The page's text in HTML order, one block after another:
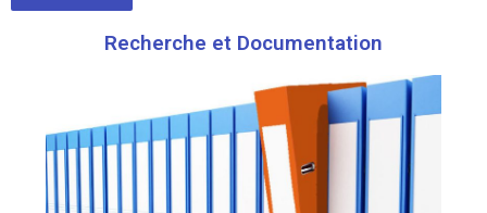
Recherche et Documentation